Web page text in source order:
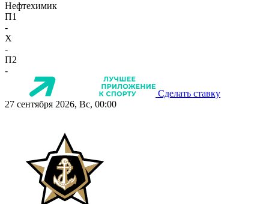
Нефтехимик
П1
-
X
-
П2
-
Сделать ставку
27 сентября 2026, Вс, 00:00